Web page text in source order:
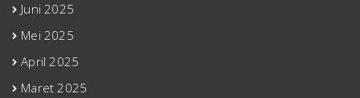
Juni 2025
Mei 2025
April 2025
Maret 2025